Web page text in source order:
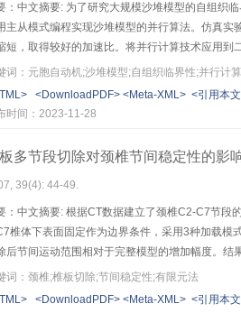
：中文摘要: 为了研究大规模沙堆模型的自组织
主从模式编程实现沙堆模型的并行算法。仿真
短，取得较好的加速比。将并行计算技术应用到
词：元胞自动机;沙堆模型;自组织临界性;并行计
<DownloadPDF> <Meta-XML> <引用本
时间：2023-11-28
多节段切除对颈椎节间稳定性的影
39(4): 44-49.
：中文摘要: 根据CT数据建立了颈椎C2-C7节段
椎体下表面固定作为边界条件，采用3种加载
后节间运动范围相对于完整模型的增加幅度。
面考虑屈伸、侧弯、旋转
词：颈椎;椎板切除;节间稳定性;有限元法
<DownloadPDF> <Meta-XML> <引用本